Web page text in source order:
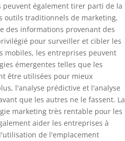
peuvent également tirer parti de la
outils traditionnels de marketing,
des informations provenant des
pour surveiller et cibler les
mobiles, les entreprises peuvent
émergentes telles que les
être utilisées pour mieux
l'analyse prédictive et l'analyse
que les autres ne le fassent. La
marketing très rentable pour les
aider les entreprises à
de l'emplacement